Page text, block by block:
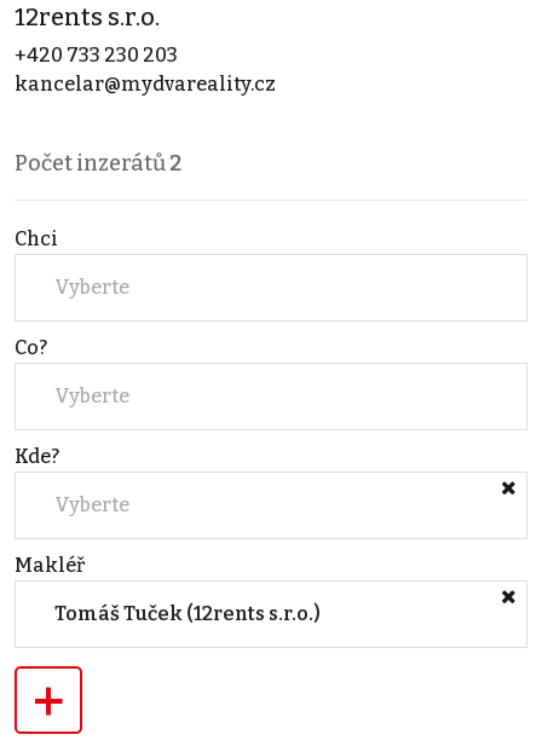
12rents s.r.o.
+420 733 230 203
kancelar@mydvareality.cz
Počet inzerátů2
Chci
Vyberte
Co?
Vyberte
Kde?
Vyberte
Makléř
Tomáš Tuček (12rents s.r.o.)
+